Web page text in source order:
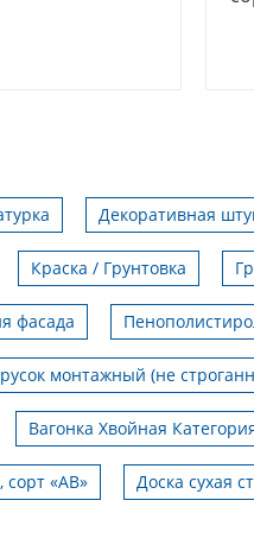
Декоративная
Краска / Грунтовка
фасада
монтажный (не
Вагонка Хвойная
сорт «АВ» Доска сухая